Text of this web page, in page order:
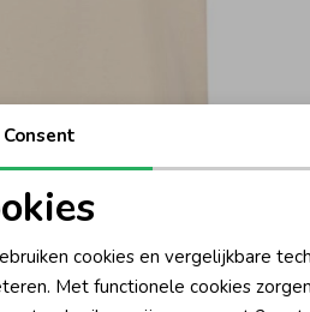
cookies
cookies
Consent
cookies en vergelijkbare
Met functionele cookies